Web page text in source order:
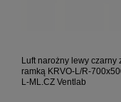
Luft narożny lewy czarny
ramką KRVO-L/R-
L-ML.CZ Ventlab